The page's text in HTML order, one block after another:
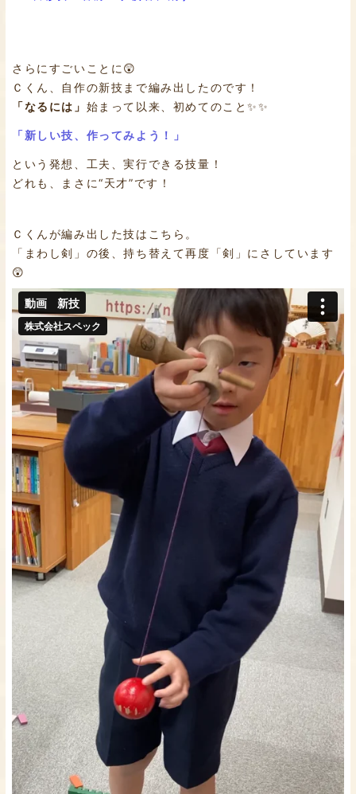
さらにすごいことに😲
Ｃくん、自作の新技まで編み出したのです！
「なるには」 始まって以来、初めてのこと✨✨
「新しい技、作ってみよう！」
という発想、工夫、実行できる技量！
どれも、まさに“天才”です！
Ｃくんが編み出した技はこちら。
「まわし剣」の後、持ち替えて再度「剣」にさしています
😲